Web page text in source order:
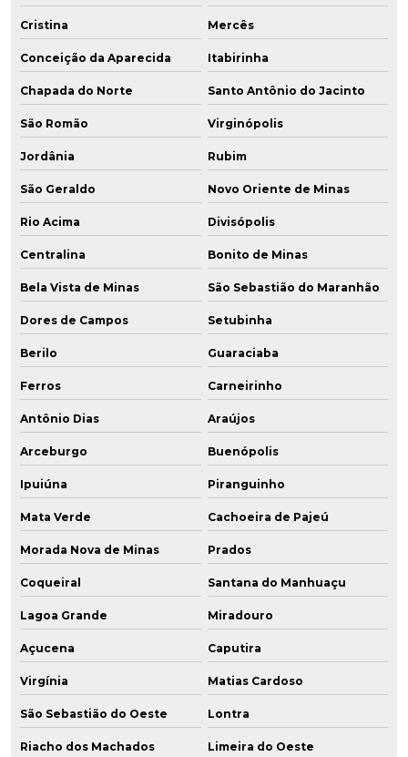
Cristina Mercês
Conceição da Aparecida Itabirinha
Chapada do Norte Santo Antônio do Jacinto
São Romão Virginópolis
Jordânia Rubim
São Geraldo Novo Oriente de Minas
Rio Acima Divisópolis
Centralina Bonito de Minas
Bela Vista de Minas São Sebastião do Maranhão
Dores de Campos Setubinha
Berilo Guaraciaba
Ferros Carneirinho
Antônio Dias Araújos
Arceburgo Buenópolis
Ipuiúna Piranguinho
Mata Verde Cachoeira de Pajeú
Morada Nova de Minas Prados
Coqueiral Santana do Manhuaçu
Lagoa Grande Miradouro
Açucena Caputira
Virgínia Matias Cardoso
São Sebastião do Oeste Lontra
Riacho dos Machados Limeira do Oeste